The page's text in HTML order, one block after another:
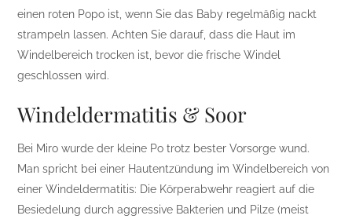
einen roten Popo ist, wenn Sie das Baby regelmäßig nackt
strampeln lassen. Achten Sie darauf, dass die Haut im
Windelbereich trocken ist, bevor die frische Windel
geschlossen wird.
Windeldermatitis & Soor
Bei Miro wurde der kleine Po trotz bester Vorsorge wund.
Man spricht bei einer Hautentzündung im Windelbereich von
einer Windeldermatitis: Die Körperabwehr reagiert auf die
Besiedelung durch aggressive Bakterien und Pilze (meist